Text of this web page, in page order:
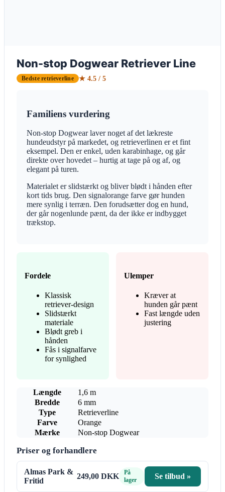
Non-stop Dogwear Retriever Line
Bedste retrieverline ★ 4.5 / 5
Familiens vurdering
Non-stop Dogwear laver noget af det lækreste
hundeudstyr på markedet, og retrieverlinen er et fint
eksempel. Den er enkel, uden karabinhage, og går
direkte over hovedet – hurtig at tage på og af, og
elegant på turen.
Materialet er slidstærkt og bliver blødt i hånden efter
kort tids brug. Den signalorange farve gør hunden
mere synlig i terræn. Den forudsætter dog en hund,
der går nogenlunde pænt, da der ikke er indbygget
trækstop.
Fordele
Klassisk
retriever-design
Slidstærkt
materiale
Blødt greb i
hånden
Fås i signalfarve
for synlighed
Ulemper
Kræver at
hunden går pænt
Fast længde uden
justering
Længde
1,6 m
Bredde
6 mm
Type
Retrieverline
Farve
Orange
Mærke
Non-stop Dogwear
Priser og forhandlere
Almas Park &
Fritid
249,00 DKK
På
lager
Se tilbud »